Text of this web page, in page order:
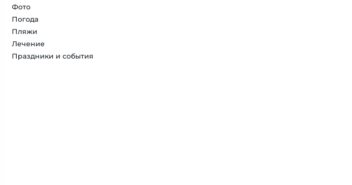
Фото
Погода
Пляжи
Лечение
Праздники и события